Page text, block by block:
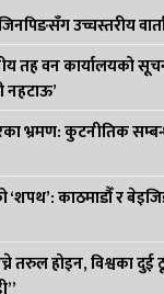
उच्चस्तरीय
तह वन कार्यालयको
नहटाऊ’
भ्रमण: कुटनीतिक
‘शपथ’: काठमाडौँ र
होइन, विश्वका दुई